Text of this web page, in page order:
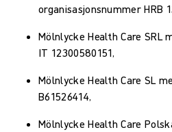
organisasjonsnummer HRB
Mölnlycke Health Care SRL
IT 12300580151,
Mölnlycke Health Care SL
B61526414,
Mölnlycke Health Care